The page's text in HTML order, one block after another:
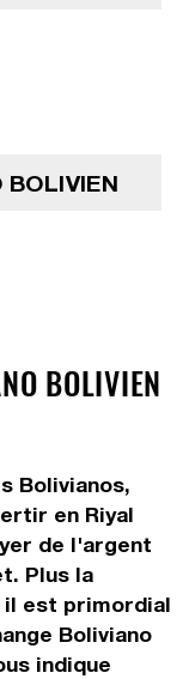
BOLIVIEN
BOLIVIEN
Bolivianos,
en Riyal
de l'argent
Plus la
est primordial
Boliviano
indique